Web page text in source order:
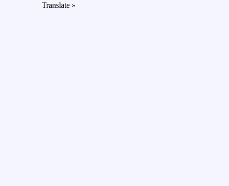
Translate »